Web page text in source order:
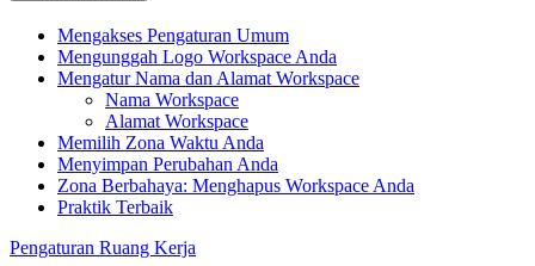
Mengakses Pengaturan Umum
Mengunggah Logo Workspace Anda
Mengatur Nama dan Alamat Workspace
Nama Workspace
Alamat Workspace
Memilih Zona Waktu Anda
Menyimpan Perubahan Anda
Zona Berbahaya: Menghapus Workspace Anda
Praktik Terbaik
Pengaturan Ruang Kerja